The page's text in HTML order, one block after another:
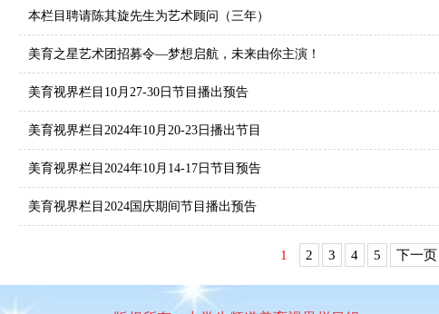
本栏目聘请陈其旋先生为艺术顾问（三年）
美育之星艺术团招募令—梦想启航，未来由你主演！
美育视界栏目10月27-30日节目播出预告
美育视界栏目2024年10月20-23日播出节目
美育视界栏目2024年10月14-17日节目预告
美育视界栏目2024国庆期间节目播出预告
1 2 3 4 5 下一页